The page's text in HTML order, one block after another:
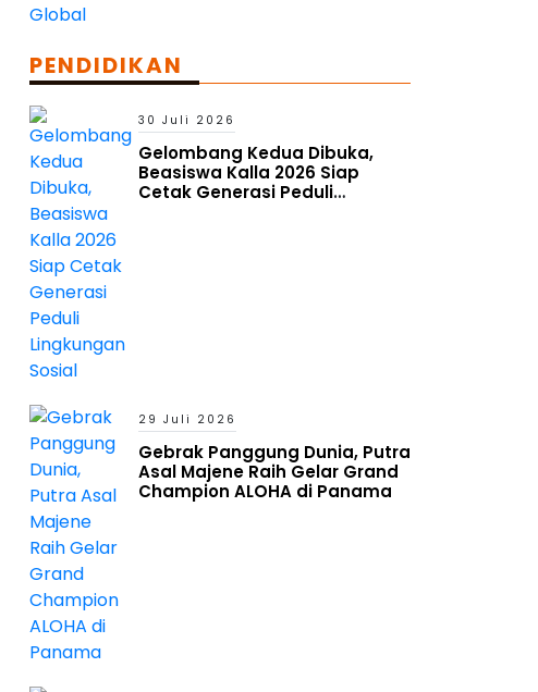
PENDIDIKAN
30 Juli 2026
Gelombang Kedua Dibuka,
Beasiswa Kalla 2026 Siap
Cetak Generasi Peduli
29 Juli 2026
Gebrak Panggung Dunia, Putra
Asal Majene Raih Gelar Grand
Champion ALOHA di Panama